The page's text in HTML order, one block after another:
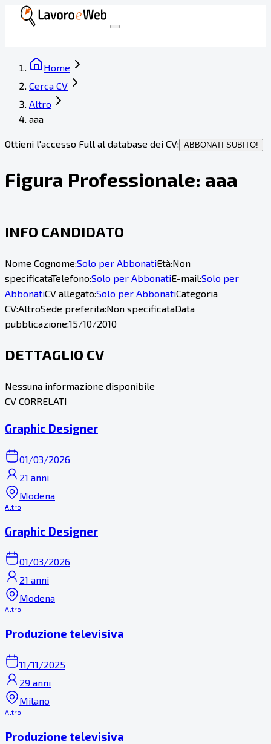
Home
Cerca CV
Altro
aaa
Ottieni l'accesso Full al database dei CV: ABBONATI SUBITO!
Figura Professionale: aaa
INFO CANDIDATO
Nome Cognome:Solo per AbbonatiEtà:Non
specificataTelefono:Solo per AbbonatiE-mail:Solo per
AbbonatiCV allegato:Solo per AbbonatiCategoria
CV:AltroSede preferita:Non specificataData
pubblicazione:15/10/2010
DETTAGLIO CV
Nessuna informazione disponibile
CV CORRELATI
Graphic Designer
01/03/2026
21 anni
Modena
Altro
Graphic Designer
01/03/2026
21 anni
Modena
Altro
Produzione televisiva
11/11/2025
29 anni
Milano
Altro
Produzione televisiva